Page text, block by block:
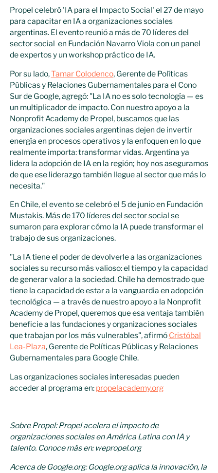
Propel celebró 'IA para el Impacto Social' el 27 de mayo
para capacitar en IA a organizaciones sociales
argentinas. El evento reunió a más de 70 líderes del
sector social en Fundación Navarro Viola con un panel
de expertos y un workshop práctico de IA.
Por su lado,Tamar Colodenco, Gerente de Políticas
Públicas y Relaciones Gubernamentales para el Cono
Sur de Google, agregó: "La IA no es solo tecnología — es
un multiplicador de impacto. Con nuestro apoyo a la
Nonprofit Academy de Propel, buscamos que las
organizaciones sociales argentinas dejen de invertir
energía en procesos operativos y la enfoquen en lo que
realmente importa: transformar vidas. Argentina ya
lidera la adopción de IA en la región; hoy nos aseguramos
de que ese liderazgo también llegue al sector que más lo
necesita."
En Chile, el evento se celebró el 5 de junio en Fundación
Mustakis. Más de 170 líderes del sector social se
sumaron para explorar cómo la IA puede transformar el
trabajo de sus organizaciones.
"La IA tiene el poder de devolverle a las organizaciones
sociales su recurso más valioso: el tiempo y la capacidad
de generar valor a la sociedad. Chile ha demostrado que
tiene la capacidad de estar a la vanguardia en adopción
tecnológica — a través de nuestro apoyo a la Nonprofit
Academy de Propel, queremos que esa ventaja también
beneficie a las fundaciones y organizaciones sociales
que trabajan por los más vulnerables", afirmó Cristóbal
Lea-Plaza, Gerente de Políticas Públicas y Relaciones
Gubernamentales para Google Chile.
Las organizaciones sociales interesadas pueden
acceder al programa en: propelacademy.org
Sobre Propel: Propel acelera el impacto de
organizaciones sociales en América Latina con IA y
talento. Conoce más en: wepropel.org
Acerca de Google.org: Google.org aplica la innovación, la